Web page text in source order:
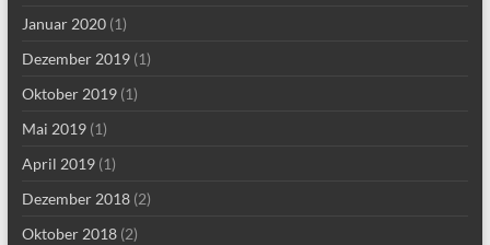
Januar 2020(1)
Dezember 2019(1)
Oktober 2019(1)
Mai 2019(1)
April 2019(1)
Dezember 2018(2)
Oktober 2018(2)